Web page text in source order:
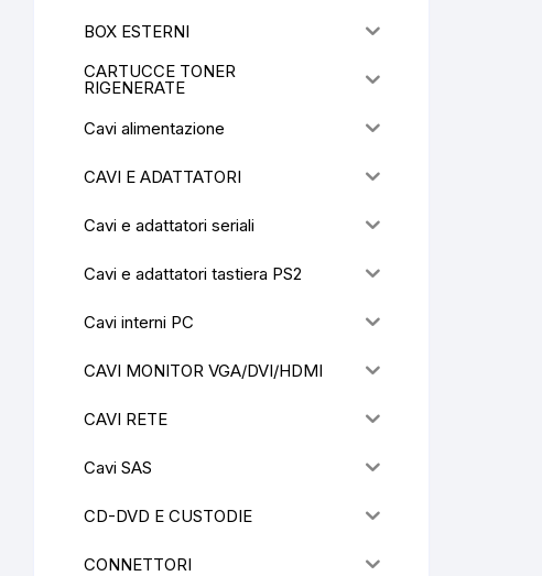
BOX ESTERNI
CARTUCCE TONER
RIGENERATE
Cavi alimentazione
CAVI E ADATTATORI
Cavi e adattatori seriali
Cavi e adattatori tastiera PS2
Cavi interni PC
CAVI MONITOR VGA/DVI/HDMI
CAVI RETE
Cavi SAS
CD-DVD E CUSTODIE
CONNETTORI